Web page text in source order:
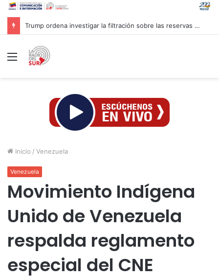
Trump ordena investigar la filtración sobre las reservas de municiones
Menú
Inicio / Venezuela
Venezuela
Movimiento Indígena
Unido de Venezuela
respalda reglamento
especial del CNE